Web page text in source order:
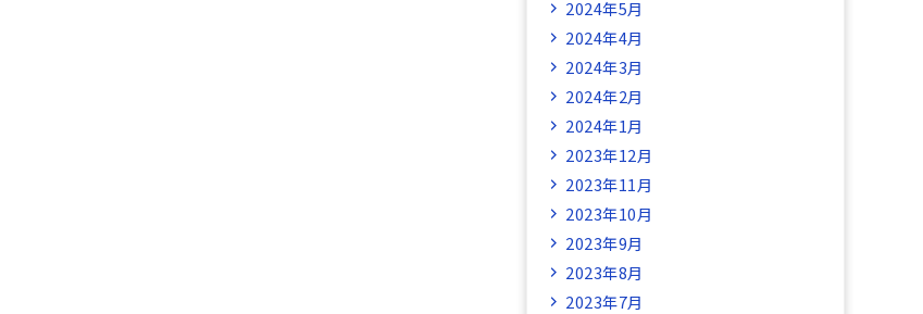
2024年5月
2024年4月
2024年3月
2024年2月
2024年1月
2023年12月
2023年11月
2023年10月
2023年9月
2023年8月
2023年7月